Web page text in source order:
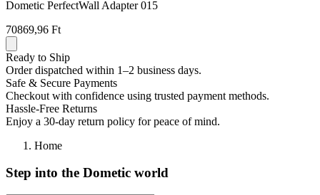
Dometic PerfectWall Adapter 015
70869,96 Ft
Ready to Ship
Order dispatched within 1–2 business days.
Safe & Secure Payments
Checkout with confidence using trusted payment methods.
Hassle-Free Returns
Enjoy a 30-day return policy for peace of mind.
Home
Step into the Dometic world